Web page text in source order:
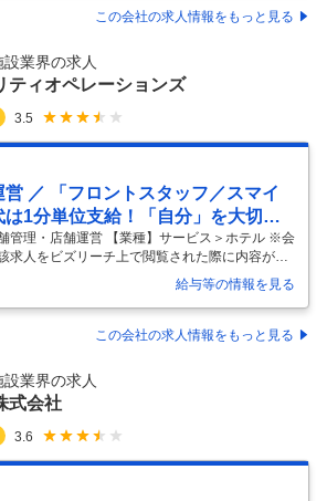
担当者として、当社が運営するホテルメトロポ
バーとしてご活躍いただきます。 【具体的に
ョンの売上集計 現金の管理や売掛金・
この会社の求人情報をもっと見る
業界の求人
ティオペレーションズ
3.5
／ 「フロントスタッフ／スマイ
1分単位支給！「自分」を大切に
らなるキャリアアップを／月残業平
管理・店舗運営 【業種】サービス＞ホテル ※会
求人をビズリーチ上で閲覧された際に内容が異
社紹介 全国でホテル経営を行っているホスピタ
。お客様を笑顔にするために、まずスタッフが
しています。 そのために働きやすさも徹底的に
れ、残業時間を短縮。残業時は着替えも勤務時
ています。 ●「業界の常識」を変える労働環境
） 「ホテル業界は好きだけど、労働環境が…」
給与等の情報を見る
この会社の求人情報をもっと見る
業界の求人
式会社
3.6